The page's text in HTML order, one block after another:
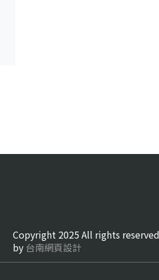
Copyright 2025 All rights
by 台南網頁設計